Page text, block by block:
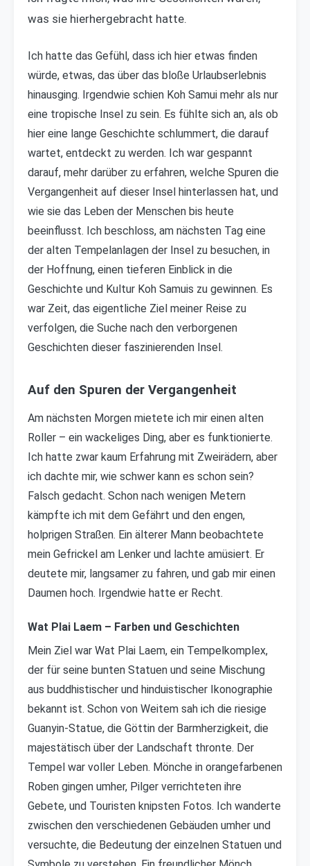
was sie hierhergebracht hatte.
Ich hatte das Gefühl, dass ich hier etwas finden
würde, etwas, das über das bloße Urlaubserlebnis
hinausging. Irgendwie schien Koh Samui mehr als nur
eine tropische Insel zu sein. Es fühlte sich an, als ob
hier eine lange Geschichte schlummert, die darauf
wartet, entdeckt zu werden. Ich war gespannt
darauf, mehr darüber zu erfahren, welche Spuren die
Vergangenheit auf dieser Insel hinterlassen hat, und
wie sie das Leben der Menschen bis heute
beeinflusst. Ich beschloss, am nächsten Tag eine
der alten Tempelanlagen der Insel zu besuchen, in
der Hoffnung, einen tieferen Einblick in die
Geschichte und Kultur Koh Samuis zu gewinnen. Es
war Zeit, das eigentliche Ziel meiner Reise zu
verfolgen, die Suche nach den verborgenen
Geschichten dieser faszinierenden Insel.
Auf den Spuren der Vergangenheit
Am nächsten Morgen mietete ich mir einen alten
Roller – ein wackeliges Ding, aber es funktionierte.
Ich hatte zwar kaum Erfahrung mit Zweirädern, aber
ich dachte mir, wie schwer kann es schon sein?
Falsch gedacht. Schon nach wenigen Metern
kämpfte ich mit dem Gefährt und den engen,
holprigen Straßen. Ein älterer Mann beobachtete
mein Gefrickel am Lenker und lachte amüsiert. Er
deutete mir, langsamer zu fahren, und gab mir einen
Daumen hoch. Irgendwie hatte er Recht.
Wat Plai Laem – Farben und Geschichten
Mein Ziel war Wat Plai Laem, ein Tempelkomplex,
der für seine bunten Statuen und seine Mischung
aus buddhistischer und hinduistischer Ikonographie
bekannt ist. Schon von Weitem sah ich die riesige
Guanyin-Statue, die Göttin der Barmherzigkeit, die
majestätisch über der Landschaft thronte. Der
Tempel war voller Leben. Mönche in orangefarbenen
Roben gingen umher, Pilger verrichteten ihre
Gebete, und Touristen knipsten Fotos. Ich wanderte
zwischen den verschiedenen Gebäuden umher und
versuchte, die Bedeutung der einzelnen Statuen und